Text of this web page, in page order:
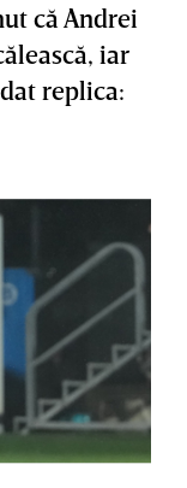
că Andrei
iar
replica: